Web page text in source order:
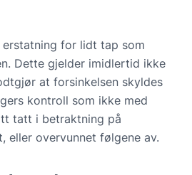
erstatning for lidt tap som
Dette gjelder imidlertid ikke
at forsinkelsen skyldes
kontroll som ikke med
tatt i betraktning på
eller overvunnet følgene av.